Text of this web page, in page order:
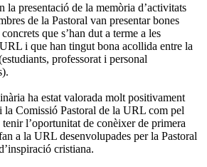
la presentació de la memòria d’activitats
de la Pastoral van presentar bones
que s’han dut a terme a les
i que han tingut bona acollida entre la
professorat i personal
ha estat valorada molt positivament
la Comissió Pastoral de la URL com pel
l’oportunitat de conèixer de primera
a la URL desenvolupades per la Pastoral
cristiana.